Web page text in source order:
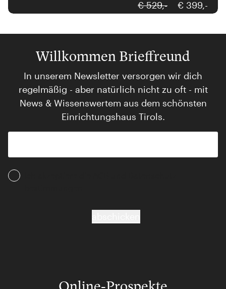
€ 529,- € 399,-
Willkommen Brieffreund
In unserem Newsletter versorgen wir dich
regelmäßig - aber natürlich nicht zu oft - mit
News & Wissenswertem aus dem schönsten
Einrichtungshaus Tirols.